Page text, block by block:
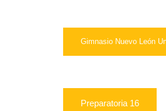
Gimnasio Nuevo León
Preparatoria 16